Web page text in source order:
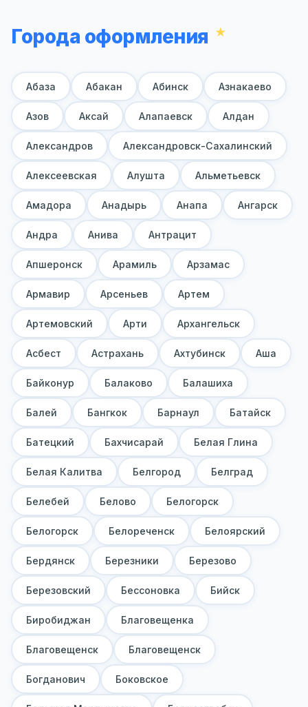
Города оформления
Абаза Абакан Абинск Азнакаево
Азов Аксай Алапаевск Алдан
Александров Александровск-Сахалинский
Алексеевская Алушта Альметьевск
Амадора Анадырь Анапа Ангарск
Андра Анива Антрацит
Апшеронск Арамиль Арзамас
Армавир Арсеньев Артем
Артемовский Арти Архангельск
Асбест Астрахань Ахтубинск Аша
Байконур Балаково Балашиха
Балей Бангкок Барнаул Батайск
Батецкий Бахчисарай Белая Глина
Белая Калитва Белгород Белград
Белебей Белово Белогорск
Белогорск Белореченск Белоярский
Бердянск Березники Березово
Березовский Бессоновка Бийск
Биробиджан Благовещенка
Благовещенск Благовещенск
Богданович Боковское